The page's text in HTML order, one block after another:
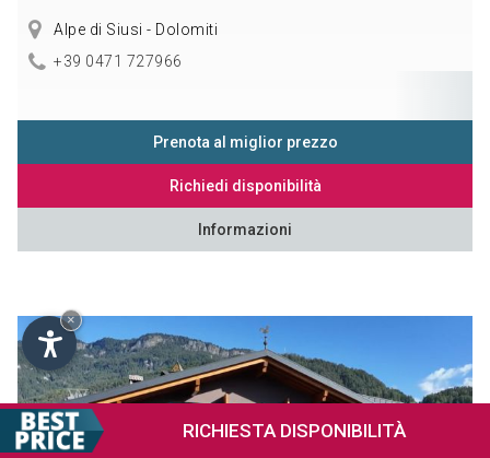
RICHIESTA DISPONIBILITÀ
Alpe di Siusi - Dolomiti
+39 0471 727966
Prenota al miglior prezzo
Richiedi disponibilità
Informazioni
×